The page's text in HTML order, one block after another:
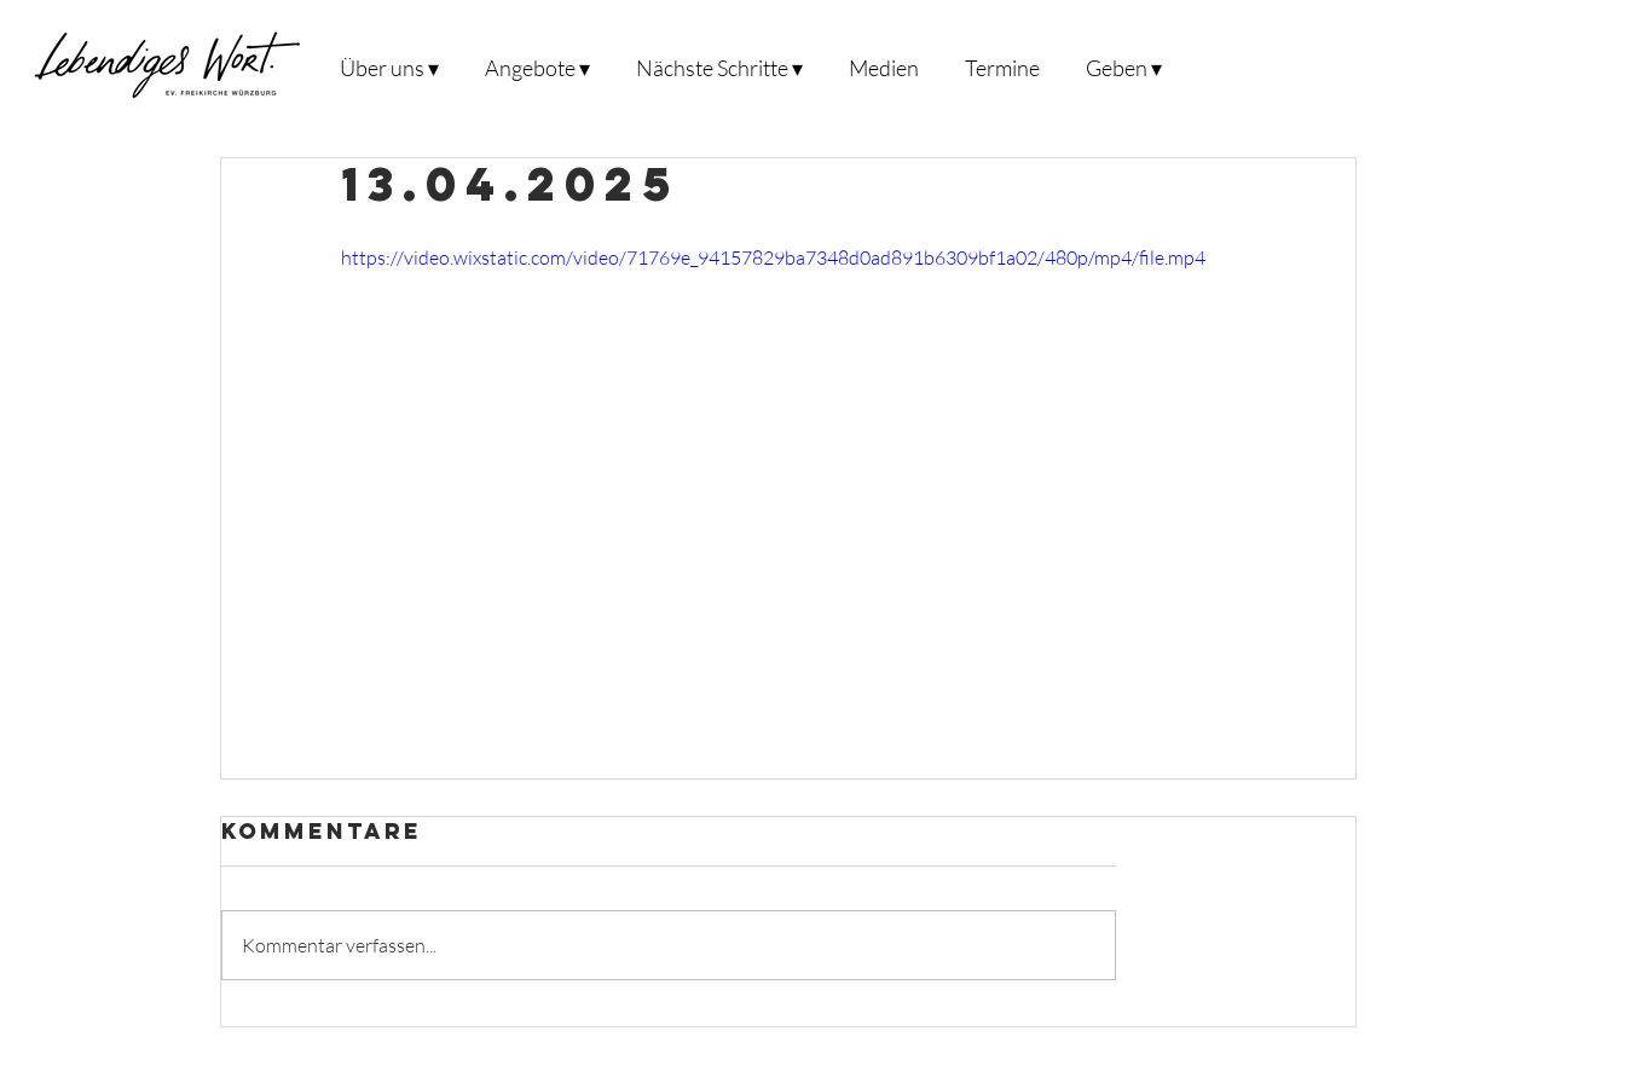
Über uns ▾ Angebote ▾ Nächste Schritte ▾ Medien Termine Geben ▾
13.04.2025
https://video.wixstatic.com/video/71769e_94157829ba7348d0ad891b6309bf1a02/480p/mp4/file.mp4
Kommentare
Kommentar verfassen...